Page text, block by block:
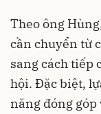
Theo ông
cần chuyển từ
sang cách tiếp
hội. Đặc biệt,
năng đóng